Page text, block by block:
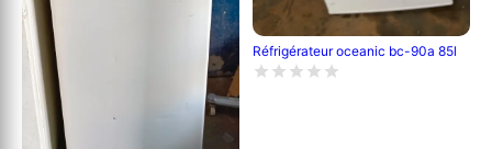
Réfrigérateur oceanic bc-90a 85l